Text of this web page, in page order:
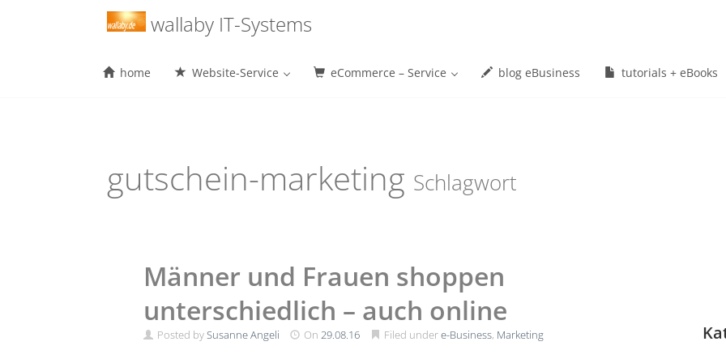
wallaby IT-Systems
Menu
home Website-Service eCommerce – Service blog eBusiness tutorials + eBooks
gutschein-marketing Schlagwort
Männer und Frauen shoppen
unterschiedlich – auch online
Posted bySusanne Angeli On 29.08.16 Filed undere-Business, Marketing